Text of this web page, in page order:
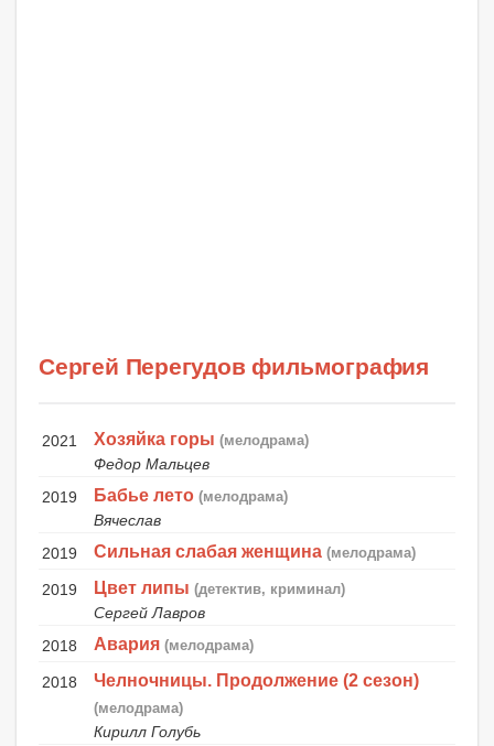
Сергей Перегудов фильмография
2021 Хозяйка горы (мелодрама)
Федор Мальцев
2019
Бабье лето (мелодрама)
Вячеслав
2019
Сильная слабая женщина (мелодрама)
2019 Цвет липы (детектив, криминал)
Сергей Лавров
2018
Авария (мелодрама)
2018 Челночницы. Продолжение (2 сезон)
(мелодрама)
Кирилл Голубь